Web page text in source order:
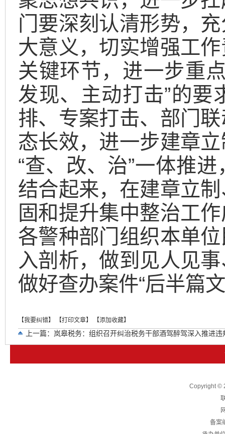
门要深刻认清形势，
大意义，切实增强工
关键环节，进一步重
发现、主动打击”的要
排、专案打击、部门
态长效，进一步建章
“查、改、治”一体推
结合起来，在建章立
固和提升集中整治工
各警种部门组织本单
入剖析，做到见人见
做好查办案件“后半篇
【我要纠错】 【打印文章】 【添加收藏】
上一篇： 岚皋税务：组织召开纠治税务干部酒驾醉驾深入推进
Copyright ©
备案